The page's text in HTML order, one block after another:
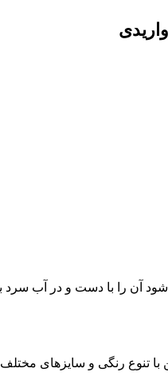
آن را با دست و در آب
با تنوع رنگی و سایزهای